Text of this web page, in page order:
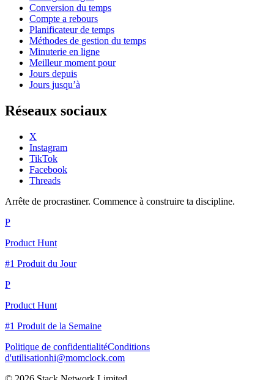
Conversion du temps
Compte a rebours
Planificateur de temps
Méthodes de gestion du temps
Minuterie en ligne
Meilleur moment pour
Jours depuis
Jours jusqu’à
Réseaux sociaux
X
Instagram
TikTok
Facebook
Threads
Arrête de procrastiner. Commence à construire ta discipline.
P
Product Hunt
#1 Produit du Jour
P
Product Hunt
#1 Produit de la Semaine
Politique de confidentialitéConditions
d'utilisationhi@momclock.com